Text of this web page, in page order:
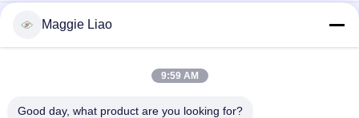
Mesin pencetak cangkir / bak telur berputar otomatis
Mesin Baki Telur Kertas Daur Ulang Sepenuhnya Otomatis
Limbah Kertas Pulp Otomatis Dibentuk Mesin Baki Telur Mesin
Maggie Liao
9:59 AM
Good day, what product are you looking for?